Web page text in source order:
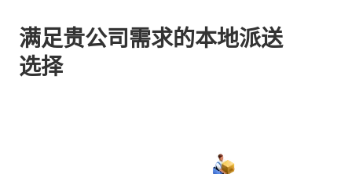
满足贵公司需求的本地派送
选择